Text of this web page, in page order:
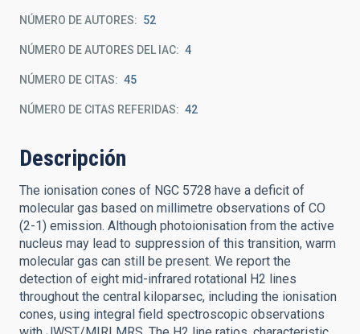
NÚMERO DE AUTORES 52
NÚMERO DE AUTORES DEL IAC 4
NÚMERO DE CITAS 45
NÚMERO DE CITAS REFERIDAS 42
Descripción
The ionisation cones of NGC 5728 have a deficit of
molecular gas based on millimetre observations of CO
(2-1) emission. Although photoionisation from the active
nucleus may lead to suppression of this transition, warm
molecular gas can still be present. We report the
detection of eight mid-infrared rotational H2 lines
throughout the central kiloparsec, including the ionisation
cones, using integral field spectroscopic observations